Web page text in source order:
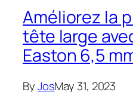
Améliorez la
tête large
Easton 6,5
ByJosMay 31, 2023